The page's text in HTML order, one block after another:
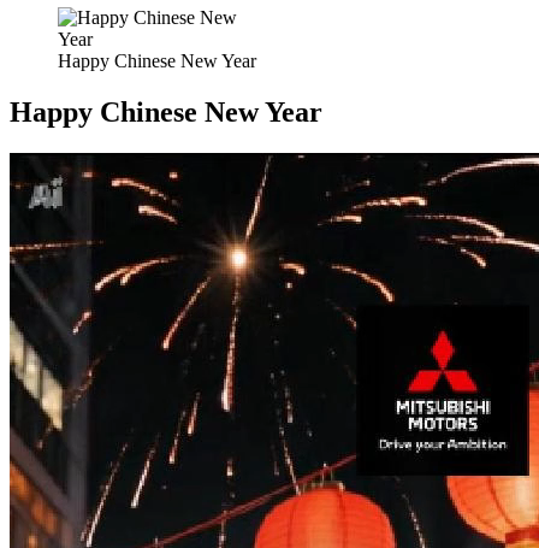
Happy Chinese New Year
Happy Chinese New Year